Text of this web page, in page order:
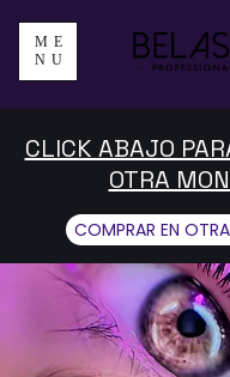
ME
NU
CLICK ABAJO
OTRA
COMPRAR EN